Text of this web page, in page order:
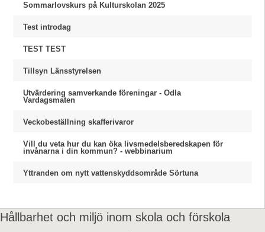
Sommarlovskurs på Kulturskolan 2025
Test introdag
TEST TEST
Tillsyn Länsstyrelsen
Utvärdering samverkande föreningar - Odla
Vardagsmaten
Veckobeställning skafferivaror
Vill du veta hur du kan öka livsmedelsberedskapen för
invånarna i din kommun? - webbinarium
Yttranden om nytt vattenskyddsområde Sörtuna
Hållbarhet och miljö inom skola och förskola